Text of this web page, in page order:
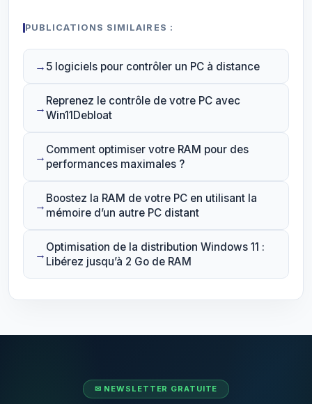
PUBLICATIONS SIMILAIRES :
5 logiciels pour contrôler un PC à distance
Reprenez le contrôle de votre PC avec
Win11Debloat
Comment optimiser votre RAM pour des
performances maximales ?
Boostez la RAM de votre PC en utilisant la
mémoire d’un autre PC distant
Optimisation de la distribution Windows 11 :
Libérez jusqu’à 2 Go de RAM